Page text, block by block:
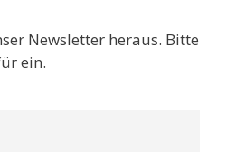
Newsletter heraus. Bitte
ein.